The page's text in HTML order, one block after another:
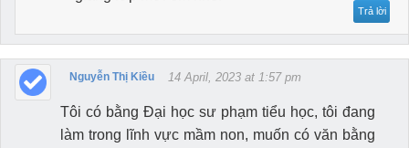
Trả lời
Nguyễn Thị Kiều 14 April, 2023 at 1:57 pm
Tôi có bằng Đại học sư phạm tiểu học, tôi đang
làm trong lĩnh vực mầm non, muốn có văn bằng